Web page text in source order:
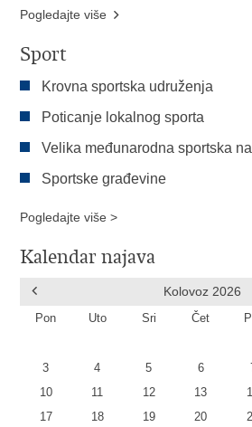
Pogledajte više
Sport
Krovna sportska udruženja
Poticanje lokalnog sporta
Velika međunarodna sportska
Sportske građevine
Pogledajte više >
Kalendar najava
Kolovoz 2026
Pon Uto Sri Čet
3
4 5 6
10
11 12 13
17
18 19 20